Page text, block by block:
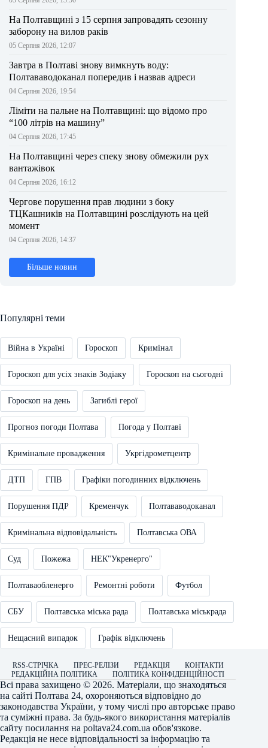
На Полтавщині з 15 серпня запровадять сезонну
заборону на вилов раків
05 Серпня 2026, 12:07
Завтра в Полтаві знову вимкнуть воду:
Полтававодоканал попередив і назвав адреси
04 Серпня 2026, 19:54
Ліміти на пальне на Полтавщині: що відомо про
“100 літрів на машину”
04 Серпня 2026, 17:45
На Полтавщині через спеку знову обмежили рух
вантажівок
04 Серпня 2026, 16:12
Чергове порушення прав людини з боку
ТЦКашників на Полтавщині розслідують на цей
момент
04 Серпня 2026, 14:37
Більше новин
Популярні теми
Війна в Україні Гороскоп Кримінал
Гороскоп для усіх знаків Зодіаку Гороскоп на сьогодні
Гороскоп на день Загиблі герої
Прогноз погоди Полтава Погода у Полтаві
Кримінальне провадження Укргідрометцентр
ДТП ГПВ Графіки погодинних відключень
Порушення ПДР Кременчук Полтававодоканал
Кримінальна відповідальність Полтавська ОВА
Суд Пожежа НЕК"Укренерго"
Полтаваобленерго Ремонтні роботи Футбол
СБУ Полтавська міська рада Полтавська міськрада
Нещасний випадок Графік відключень
RSS-СТРІЧКА ПРЕС-РЕЛІЗИ РЕДАКЦІЯ
КОНТАКТИ
РЕДАКЦІЙНА ПОЛІТИКА
ПОЛІТИКА КОНФІДЕНЦІЙНОСТІ
Всі права захищено © 2026. Матеріали, що знаходяться
на сайті Полтава 24, охороняються відповідно до
законодавства України, у тому числі про авторське право
та суміжні права. За будь-якого використання матеріалів
сайту посилання на poltava24.com.ua обов'язкове.
Редакція не несе відповідальності за інформацію та